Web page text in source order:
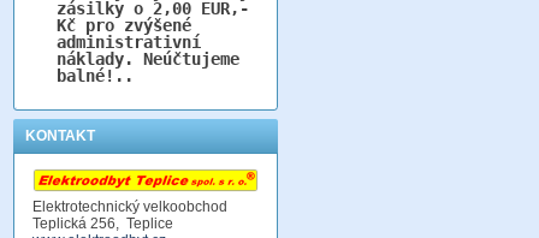
zásilky o 2,00 EUR,-
Kč pro zvýšené
administrativní
náklady. Neúčtujeme
balné!..
KONTAKT
Elektrotechnický velkoobchod
Teplická 256, Teplice